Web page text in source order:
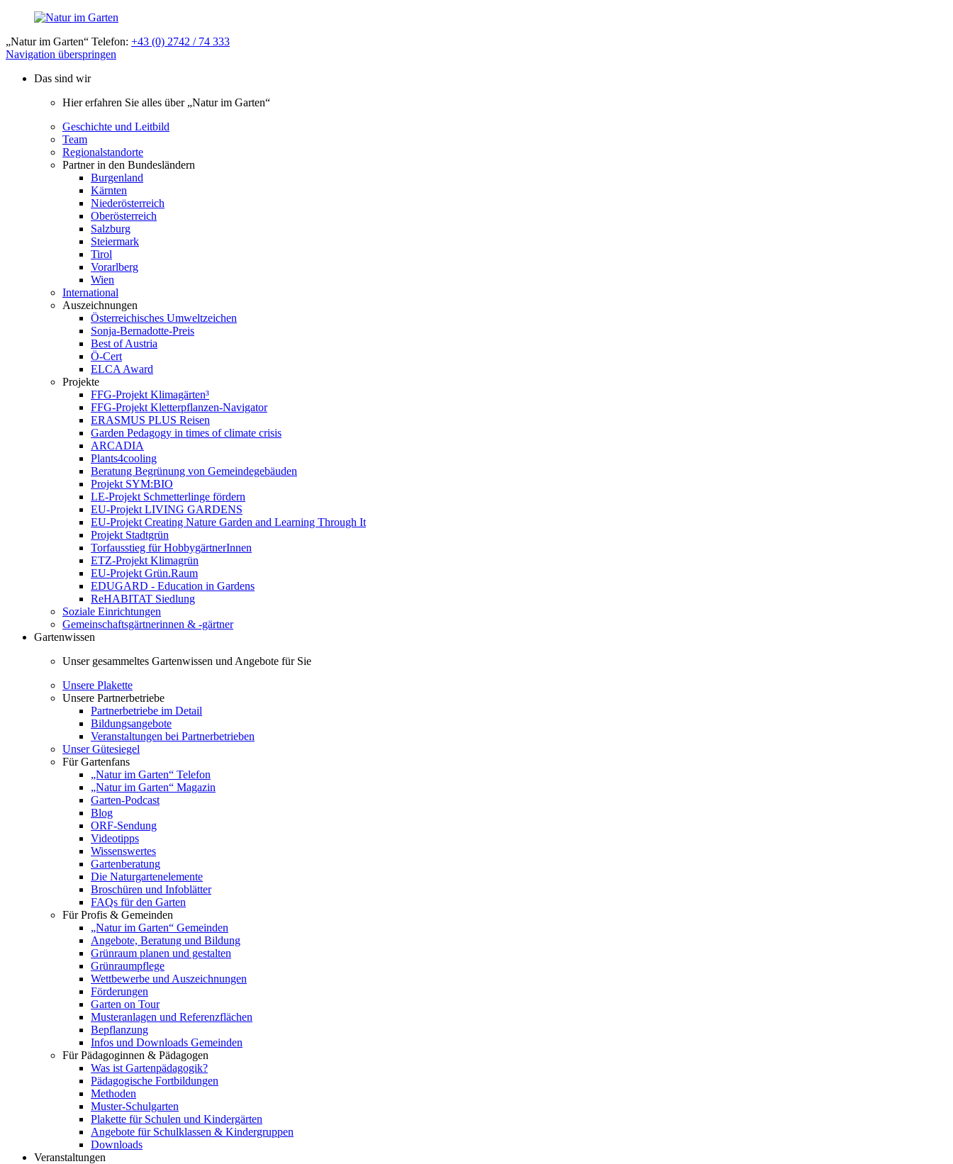
„Natur im Garten“ Telefon: +43 (0) 2742 / 74 333
Navigation überspringen
Das sind wir
Hier erfahren Sie alles über „Natur im Garten“
Geschichte und Leitbild
Team
Regionalstandorte
Partner in den Bundesländern
Burgenland
Kärnten
Niederösterreich
Oberösterreich
Salzburg
Steiermark
Tirol
Vorarlberg
Wien
International
Auszeichnungen
Österreichisches Umweltzeichen
Sonja-Bernadotte-Preis
Best of Austria
Ö-Cert
ELCA Award
Projekte
FFG-Projekt Klimagärten³
FFG-Projekt Kletterpflanzen-Navigator
ERASMUS PLUS Reisen
Garden Pedagogy in times of climate crisis
ARCADIA
Plants4cooling
Beratung Begrünung von Gemeindegebäuden
Projekt SYM:BIO
LE-Projekt Schmetterlinge fördern
EU-Projekt LIVING GARDENS
EU-Projekt Creating Nature Garden and Learning Through It
Projekt Stadtgrün
Torfausstieg für HobbygärtnerInnen
ETZ-Projekt Klimagrün
EU-Projekt Grün.Raum
EDUGARD - Education in Gardens
ReHABITAT Siedlung
Soziale Einrichtungen
Gemeinschaftsgärtnerinnen & -gärtner
Gartenwissen
Unser gesammeltes Gartenwissen und Angebote für Sie
Unsere Plakette
Unsere Partnerbetriebe
Partnerbetriebe im Detail
Bildungsangebote
Veranstaltungen bei Partnerbetrieben
Unser Gütesiegel
Für Gartenfans
„Natur im Garten“ Telefon
„Natur im Garten“ Magazin
Garten-Podcast
Blog
ORF-Sendung
Videotipps
Wissenswertes
Gartenberatung
Die Naturgartenelemente
Broschüren und Infoblätter
FAQs für den Garten
Für Profis & Gemeinden
„Natur im Garten“ Gemeinden
Angebote, Beratung und Bildung
Grünraum planen und gestalten
Grünraumpflege
Wettbewerbe und Auszeichnungen
Förderungen
Garten on Tour
Musteranlagen und Referenzflächen
Bepflanzung
Infos und Downloads Gemeinden
Für Pädagoginnen & Pädagogen
Was ist Gartenpädagogik?
Pädagogische Fortbildungen
Methoden
Muster-Schulgarten
Plakette für Schulen und Kindergärten
Angebote für Schulklassen & Kindergruppen
Downloads
Veranstaltungen